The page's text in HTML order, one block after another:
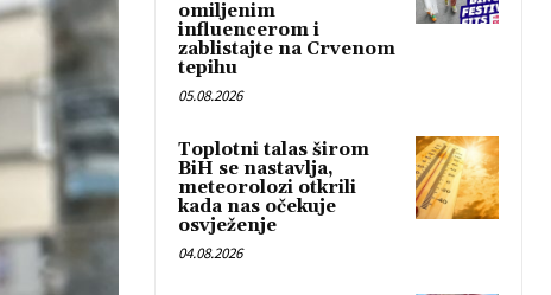
omiljenim
influencerom i
zablistajte na Crvenom
tepihu
05.08.2026
Toplotni talas širom
BiH se nastavlja,
meteorolozi otkrili
kada nas očekuje
osvježenje
04.08.2026